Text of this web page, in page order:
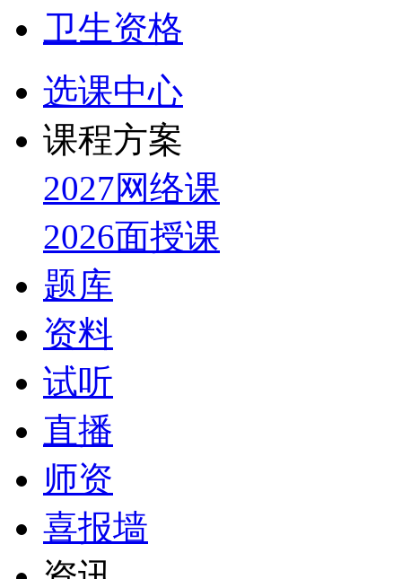
卫生资格
选课中心
课程方案
2027网络课
2026面授课
题库
资料
试听
直播
师资
喜报墙